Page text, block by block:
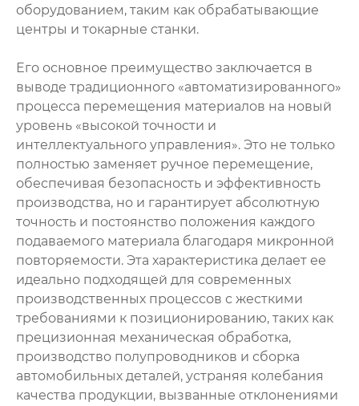
оборудованием, таким как обрабатывающие
центры и токарные станки.
Его основное преимущество заключается в
выводе традиционного «автоматизированного»
процесса перемещения материалов на новый
уровень «высокой точности и
интеллектуального управления». Это не только
полностью заменяет ручное перемещение,
обеспечивая безопасность и эффективность
производства, но и гарантирует абсолютную
точность и постоянство положения каждого
подаваемого материала благодаря микронной
повторяемости. Эта характеристика делает ее
идеально подходящей для современных
производственных процессов с жесткими
требованиями к позиционированию, таких как
прецизионная механическая обработка,
производство полупроводников и сборка
автомобильных деталей, устраняя колебания
качества продукции, вызванные отклонениями